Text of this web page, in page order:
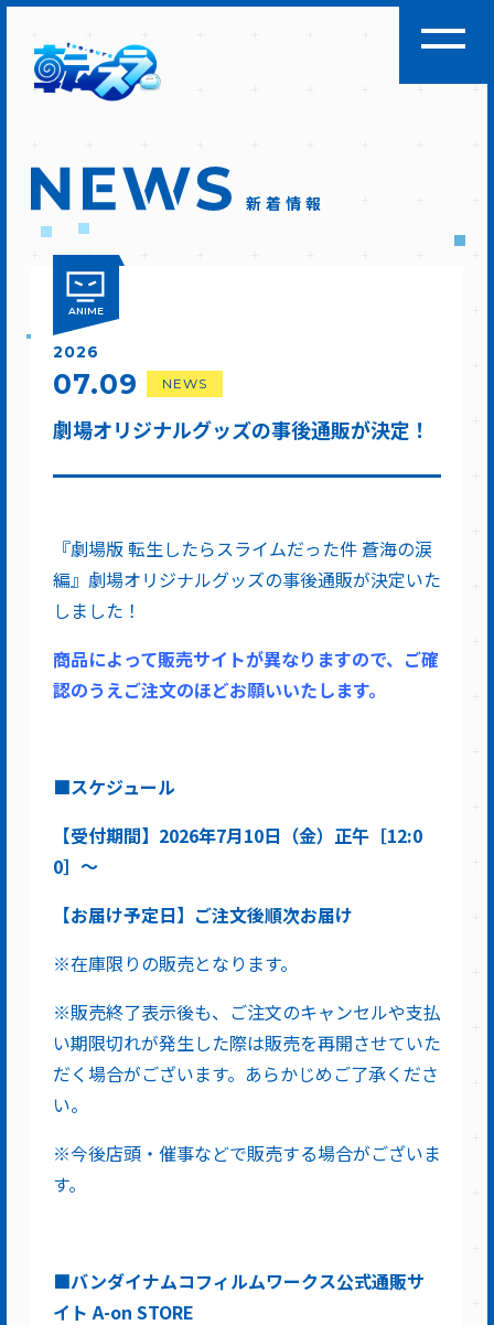
新着情報
ANIME
劇場オリジナルグッズの事後通販が決定！
NEWS
2026
07.09
『劇場版 転生したらスライムだった件 蒼海の涙
編』劇場オリジナルグッズの事後通販が決定いた
しました！
商品によって販売サイトが異なりますので、ご確
認のうえご注文のほどお願いいたします。
■スケジュール
【受付期間】2026年7月10日（金）正午［12:0
0］～
【お届け予定日】ご注文後順次お届け
※在庫限りの販売となります。
※販売終了表示後も、ご注文のキャンセルや支払
い期限切れが発生した際は販売を再開させていた
だく場合がございます。あらかじめご了承くださ
い。
※今後店頭・催事などで販売する場合がございま
す。
■バンダイナムコフィルムワークス公式通販サ
イト A-on STORE